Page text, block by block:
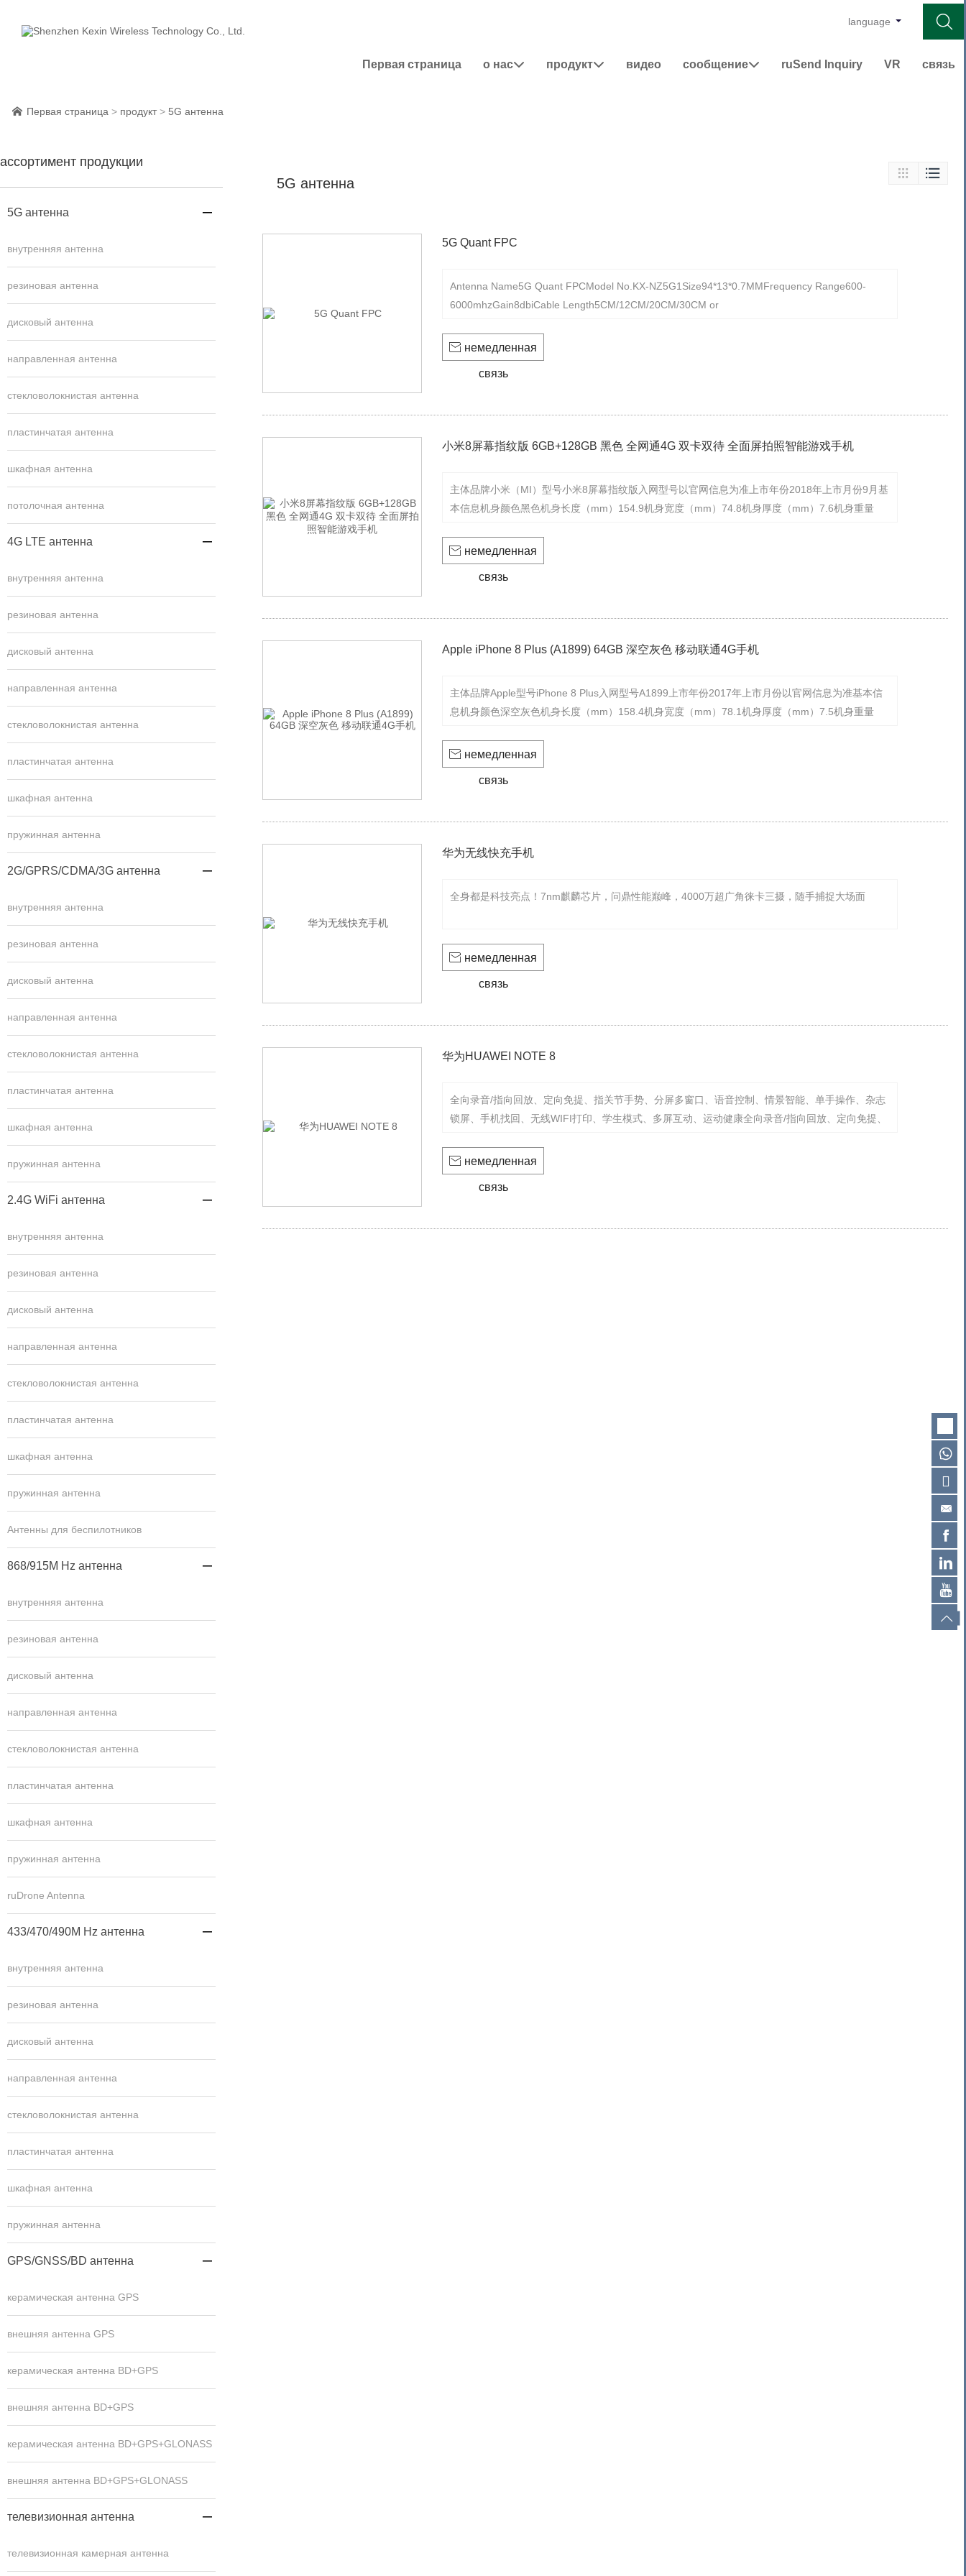

language
Первая страница о нас продукт видео сообщение ruSend Inquiry VR связь
 Первая страница > продукт> 5G антенна
ассортимент продукции
5G антенна 
внутренняя антенна
резиновая антенна
дисковый антенна
направленная антенна
стекловолокнистая антенна
пластинчатая антенна
шкафная антенна
потолочная антенна
4G LTE антенна 
внутренняя антенна
резиновая антенна
дисковый антенна
направленная антенна
стекловолокнистая антенна
пластинчатая антенна
шкафная антенна
пружинная антенна
2G/GPRS/CDMA/3G антенна 
внутренняя антенна
резиновая антенна
дисковый антенна
направленная антенна
стекловолокнистая антенна
пластинчатая антенна
шкафная антенна
пружинная антенна
2.4G WiFi антенна 
внутренняя антенна
резиновая антенна
дисковый антенна
направленная антенна
стекловолокнистая антенна
пластинчатая антенна
шкафная антенна
пружинная антенна
Антенны для беспилотников
868/915M Hz антенна 
внутренняя антенна
резиновая антенна
дисковый антенна
направленная антенна
стекловолокнистая антенна
пластинчатая антенна
шкафная антенна
пружинная антенна
ruDrone Antenna
433/470/490M Hz антенна 
внутренняя антенна
резиновая антенна
дисковый антенна
направленная антенна
стекловолокнистая антенна
пластинчатая антенна
шкафная антенна
пружинная антенна
GPS/GNSS/BD антенна 
керамическая антенна GPS
внешняя антенна GPS
керамическая антенна BD+GPS
внешняя антенна BD+GPS
керамическая антенна BD+GPS+GLONASS
внешняя антенна BD+GPS+GLONASS
телевизионная антенна 
телевизионная камерная антенна
5G антенна
 
5G Quant FPC
Antenna Name5G Quant FPCModel No.KX-NZ5G1Size94*13*0.7MMFrequency Range600-
6000mhzGain8dbiCable Length5CM/12CM/20CM/30CM or
 немедленная
связь
小米8屏幕指纹版 6GB+128GB 黑色 全网通4G 双卡双待 全面屏拍照智能游戏手机
主体品牌小米（MI）型号小米8屏幕指纹版入网型号以官网信息为准上市年份2018年上市月份9月基
本信息机身颜色黑色机身长度（mm）154.9机身宽度（mm）74.8机身厚度（mm）7.6机身重量
 немедленная
связь
Apple iPhone 8 Plus (A1899) 64GB 深空灰色 移动联通4G手机
主体品牌Apple型号iPhone 8 Plus入网型号A1899上市年份2017年上市月份以官网信息为准基本信
息机身颜色深空灰色机身长度（mm）158.4机身宽度（mm）78.1机身厚度（mm）7.5机身重量
 немедленная
связь
华为无线快充手机
全身都是科技亮点！7nm麒麟芯片，问鼎性能巅峰，4000万超广角徕卡三摄，随手捕捉大场面
 немедленная
связь
华为HUAWEI NOTE 8
全向录音/指向回放、定向免提、指关节手势、分屏多窗口、语音控制、情景智能、单手操作、杂志
锁屏、手机找回、无线WIFI打印、学生模式、多屏互动、运动健康全向录音/指向回放、定向免提、
 немедленная
связь